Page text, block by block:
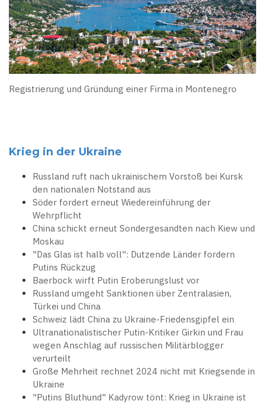
Registrierung und Gründung einer Firma in Montenegro
Krieg in der Ukraine
Russland ruft nach ukrainischem Vorstoß bei Kursk
den nationalen Notstand aus
Söder fordert erneut Wiedereinführung der
Wehrpflicht
China schickt erneut Sondergesandten nach Kiew und
Moskau
"Das Glas ist halb voll": Dutzende Länder fordern
Putins Rückzug
Baerbock wirft Putin Eroberungslust vor
Russland umgeht Sanktionen über Zentralasien,
Türkei und China
Schweiz lädt China zu Ukraine-Friedensgipfel ein
Ultranationalistischer Putin-Kritiker Girkin und Frau
wegen Anschlag auf russischen Militärblogger
verurteilt
Große Mehrheit rechnet 2024 nicht mit Kriegsende in
Ukraine
"Putins Bluthund" Kadyrow tönt: Krieg in Ukraine ist